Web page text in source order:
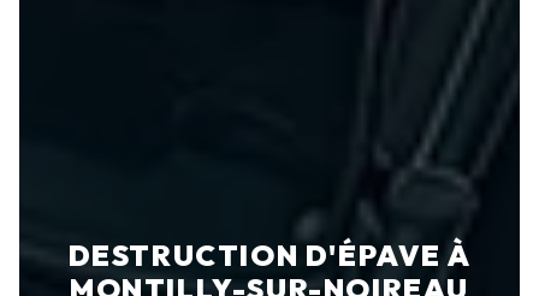
DESTRUCTION D'ÉPAVE À
MONTILLY-SUR-NOIREAU